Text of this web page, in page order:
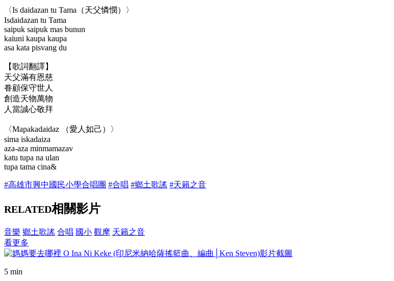
〈Is daidazan tu Tama（天父憐憫）〉
Isdaidazan tu Tama
saipuk saipuk mas bunun
kaiuni kaupa kaupa
asa kata pisvang du
【歌詞翻譯】
天父滿有恩慈
眷顧保守世人
創造天物萬物
人當誠心敬拜
〈Mapakadaidaz （愛人如己）〉
sima iskadaiza
aza-aza minmamazav
katu tupa na ulan
tupa tama cina&
#高雄市興中國民小學合唱團 #合唱 #鄉土歌謠 #天籟之音
RELATED相關影片
音樂 鄉土歌謠 合唱 國小 觀摩 天籟之音
看更多
5 min